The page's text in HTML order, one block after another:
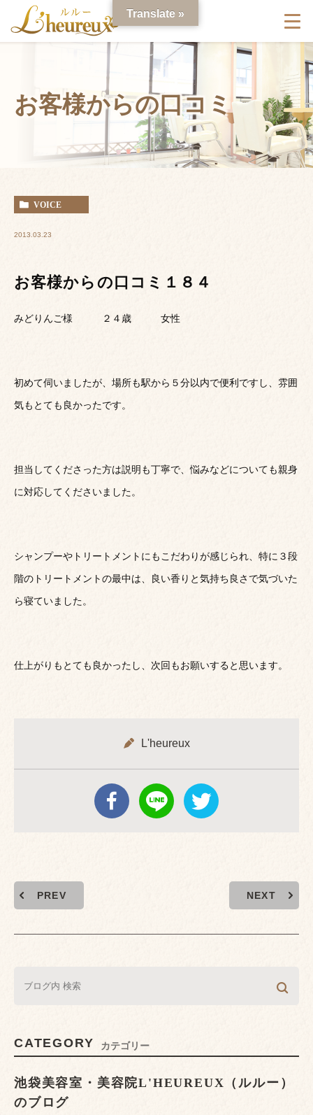
お客様からの口コミ
VOICE
2013.03.23
お客様からの口コミ１８４
みどりんご様 ２４歳 女性
初めて伺いましたが、場所も駅から５分以内で便利ですし、雰囲
気もとても良かったです。
担当してくださった方は説明も丁寧で、悩みなどについても親身
に対応してくださいました。
シャンプーやトリートメントにもこだわりが感じられ、特に３段
階のトリートメントの最中は、良い香りと気持ち良さで気づいた
ら寝ていました。
仕上がりもとても良かったし、次回もお願いすると思います。
L'heureux
PREV NEXT
CATEGORY カテゴリー
池袋美容室・美容院L'HEUREUX（ルルー）
のブログ
Translate »